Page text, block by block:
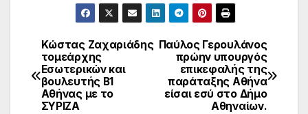
Πλοήγηση
άρθρων
Παύλος Γερουλάνος
πρώην υπουργός
επικεφαλής της
παράταξης Αθήνα
είσαι εσύ στο Δήμο
Αθηναίων.
Κώστας Ζαχαριάδης
τομεάρχης
Εσωτερικών και
βουλευτής Β1
Αθήνας με το
ΣΥΡΙΖΑ